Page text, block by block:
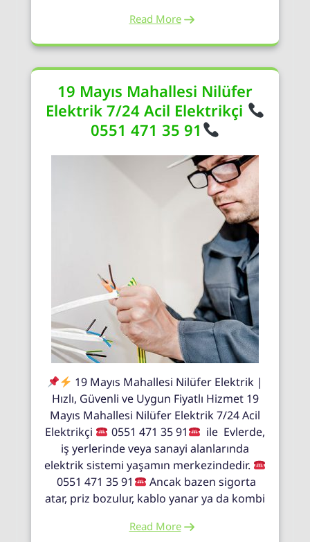
Read More
19 Mayıs Mahallesi Nilüfer
Elektrik 7/24 Acil Elektrikçi
0551 471 35 91
19 Mayıs Mahallesi Nilüfer Elektrik |
Hızlı, Güvenli ve Uygun Fiyatlı Hizmet 19
Mayıs Mahallesi Nilüfer Elektrik 7/24 Acil
Elektrikçi
0551 471 35 91
ile Evlerde,
iş yerlerinde veya sanayi alanlarında
elektrik sistemi yaşamın merkezindedir.
0551 471 35 91
Ancak bazen sigorta
atar, priz bozulur, kablo yanar ya da kombi
Read More